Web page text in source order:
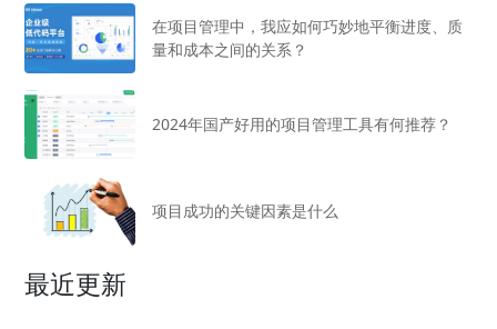
在项目管理中，我应如何巧妙地平衡进度、质
量和成本之间的关系？
2024年国产好用的项目管理工具有何推荐？
项目成功的关键因素是什么
最近更新